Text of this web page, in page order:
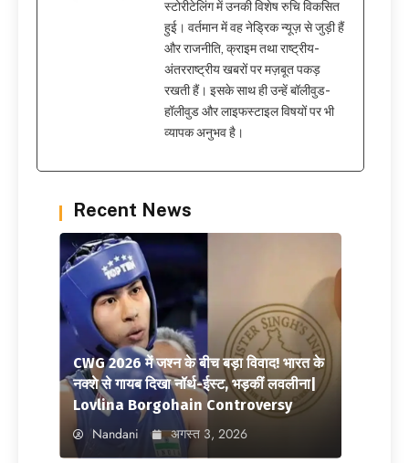
स्टोरीटेलिंग में उनकी विशेष रुचि विकसित
हुई। वर्तमान में वह नेड्रिक न्यूज़ से जुड़ी हैं
और राजनीति, क्राइम तथा राष्ट्रीय-
अंतरराष्ट्रीय खबरों पर मज़बूत पकड़
रखती हैं। इसके साथ ही उन्हें बॉलीवुड-
हॉलीवुड और लाइफस्टाइल विषयों पर भी
व्यापक अनुभव है।
Recent News
CWG 2026 में जश्न के बीच बड़ा विवाद! भारत के
नक्शे से गायब दिखा नॉर्थ-ईस्ट, भड़कीं लवलीना|
Lovlina Borgohain Controversy
Nandani अगस्त 3, 2026